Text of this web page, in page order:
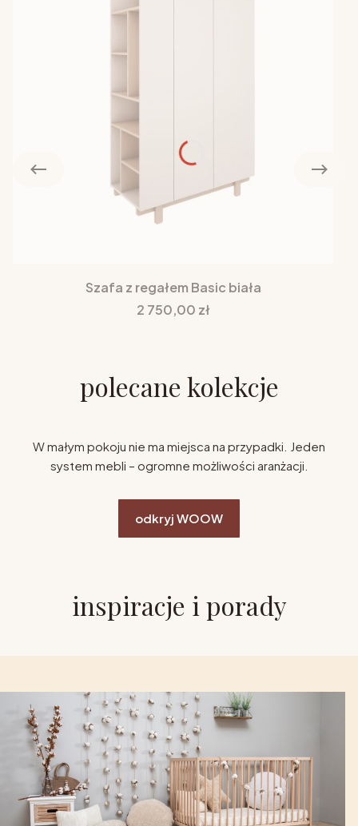
Szafa z regałem Basic biała
Cena
2 750,00 zł
polecane kolekcje
W małym pokoju nie ma miejsca na przypadki. Jeden
system mebli – ogromne możliwości aranżacji.
odkryj WOOW
inspiracje i porady